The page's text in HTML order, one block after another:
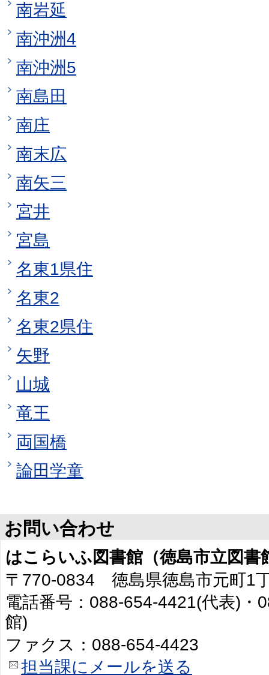
南岩延
南沖洲4
南沖洲5
南島田
南庄
南末広
南矢三
宮井
宮島
名東1県住
名東2
名東2県住
矢野
山城
竜王
両国橋
論田学童
お問い合わせ
はこらいふ図書館（徳島市立図書
〒770-0834 徳島県徳島市元町1
電話番号：088-654-4421(代表)・
館)
ファクス：088-654-4423
担当課にメールを送る